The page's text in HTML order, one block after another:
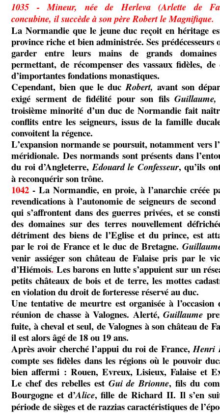
1035 - Mineur, née de Herleva (Arlette de
concubine, il succède à son père Robert le Magnifique.
La Normandie que le jeune duc reçoit en héritage
province riche et bien administrée. Ses prédécesseurs
garder entre leurs mains de grands
permettant, de récompenser des vassaux fidèles, de
d’importantes fondations monastiques.
Cependant, bien que le ducRobert, avant son
exigé serment de fidélité pour son filsGuillaume,
troisième minorité d’un duc de Normandie fait
conflits entre les seigneurs, issus de la famille
convoitent la régence.
L’expansion normande se poursuit, notamment vers
méridionale. Des normands sont présents dans
du roi d’Angleterre,Edouard le Confesseur, qu’ils
à reconquérir son trône.
1042 - La Normandie, en proie, à l’anarchie créée
revendications à l’autonomie de seigneurs de
qui s’affrontent dans des guerres privées, et se
des domaines sur des terres nouvellement
détriment des biens de l’Eglise et du prince, est
par le roi de France et le duc de Bretagne.
venir assiéger son château de Falaise pris par le
d’Hiémois. Les barons en lutte s’appuient sur un
petits châteaux de bois et de terre, les mottes
en violation du droit de forteresse réservé au duc.
Une tentative de meurtre est organisée à l’occasion
réunion de chasse à Valognes. Alerté, Guillaume
fuite, à cheval et seul, de Valognes à son château de
il est alors âgé de 18 ou 19 ans.
Après avoir cherché l’appui du roi de France,Henri
compte ses fidèles dans les régions où le pouvoir
bien affermi : Rouen, Evreux, Lisieux, Falaise et
Le chef des rebelles est Gui de Brionne, fils du
Bourgogne et d’Alice, fille de Richard II. Il s’en
période de sièges et de razzias caractéristiques de